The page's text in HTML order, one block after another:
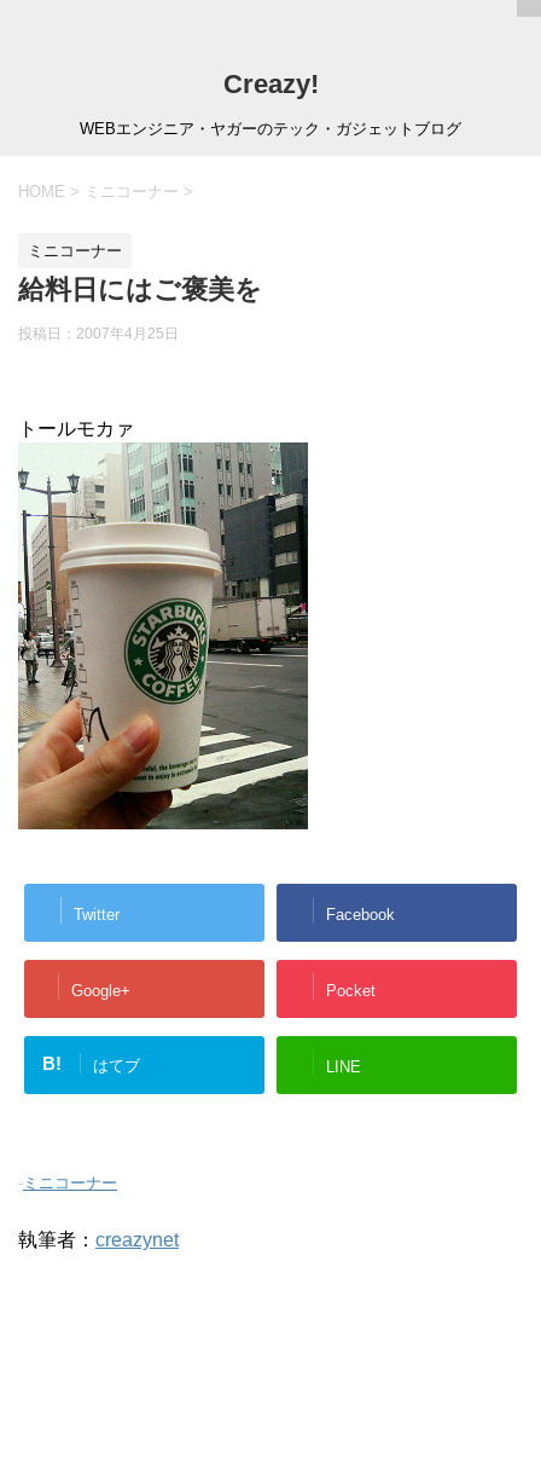
Creazy!
WEBエンジニア・ヤガーのテック・ガジェットブログ
HOME > ミニコーナー >
ミニコーナー
給料日にはご褒美を
投稿日： 2007年4月25日
トールモカァ
Twitter Facebook
Google+ Pocket
B! はてブ LINE
- ミニコーナー
執筆者： creazynet